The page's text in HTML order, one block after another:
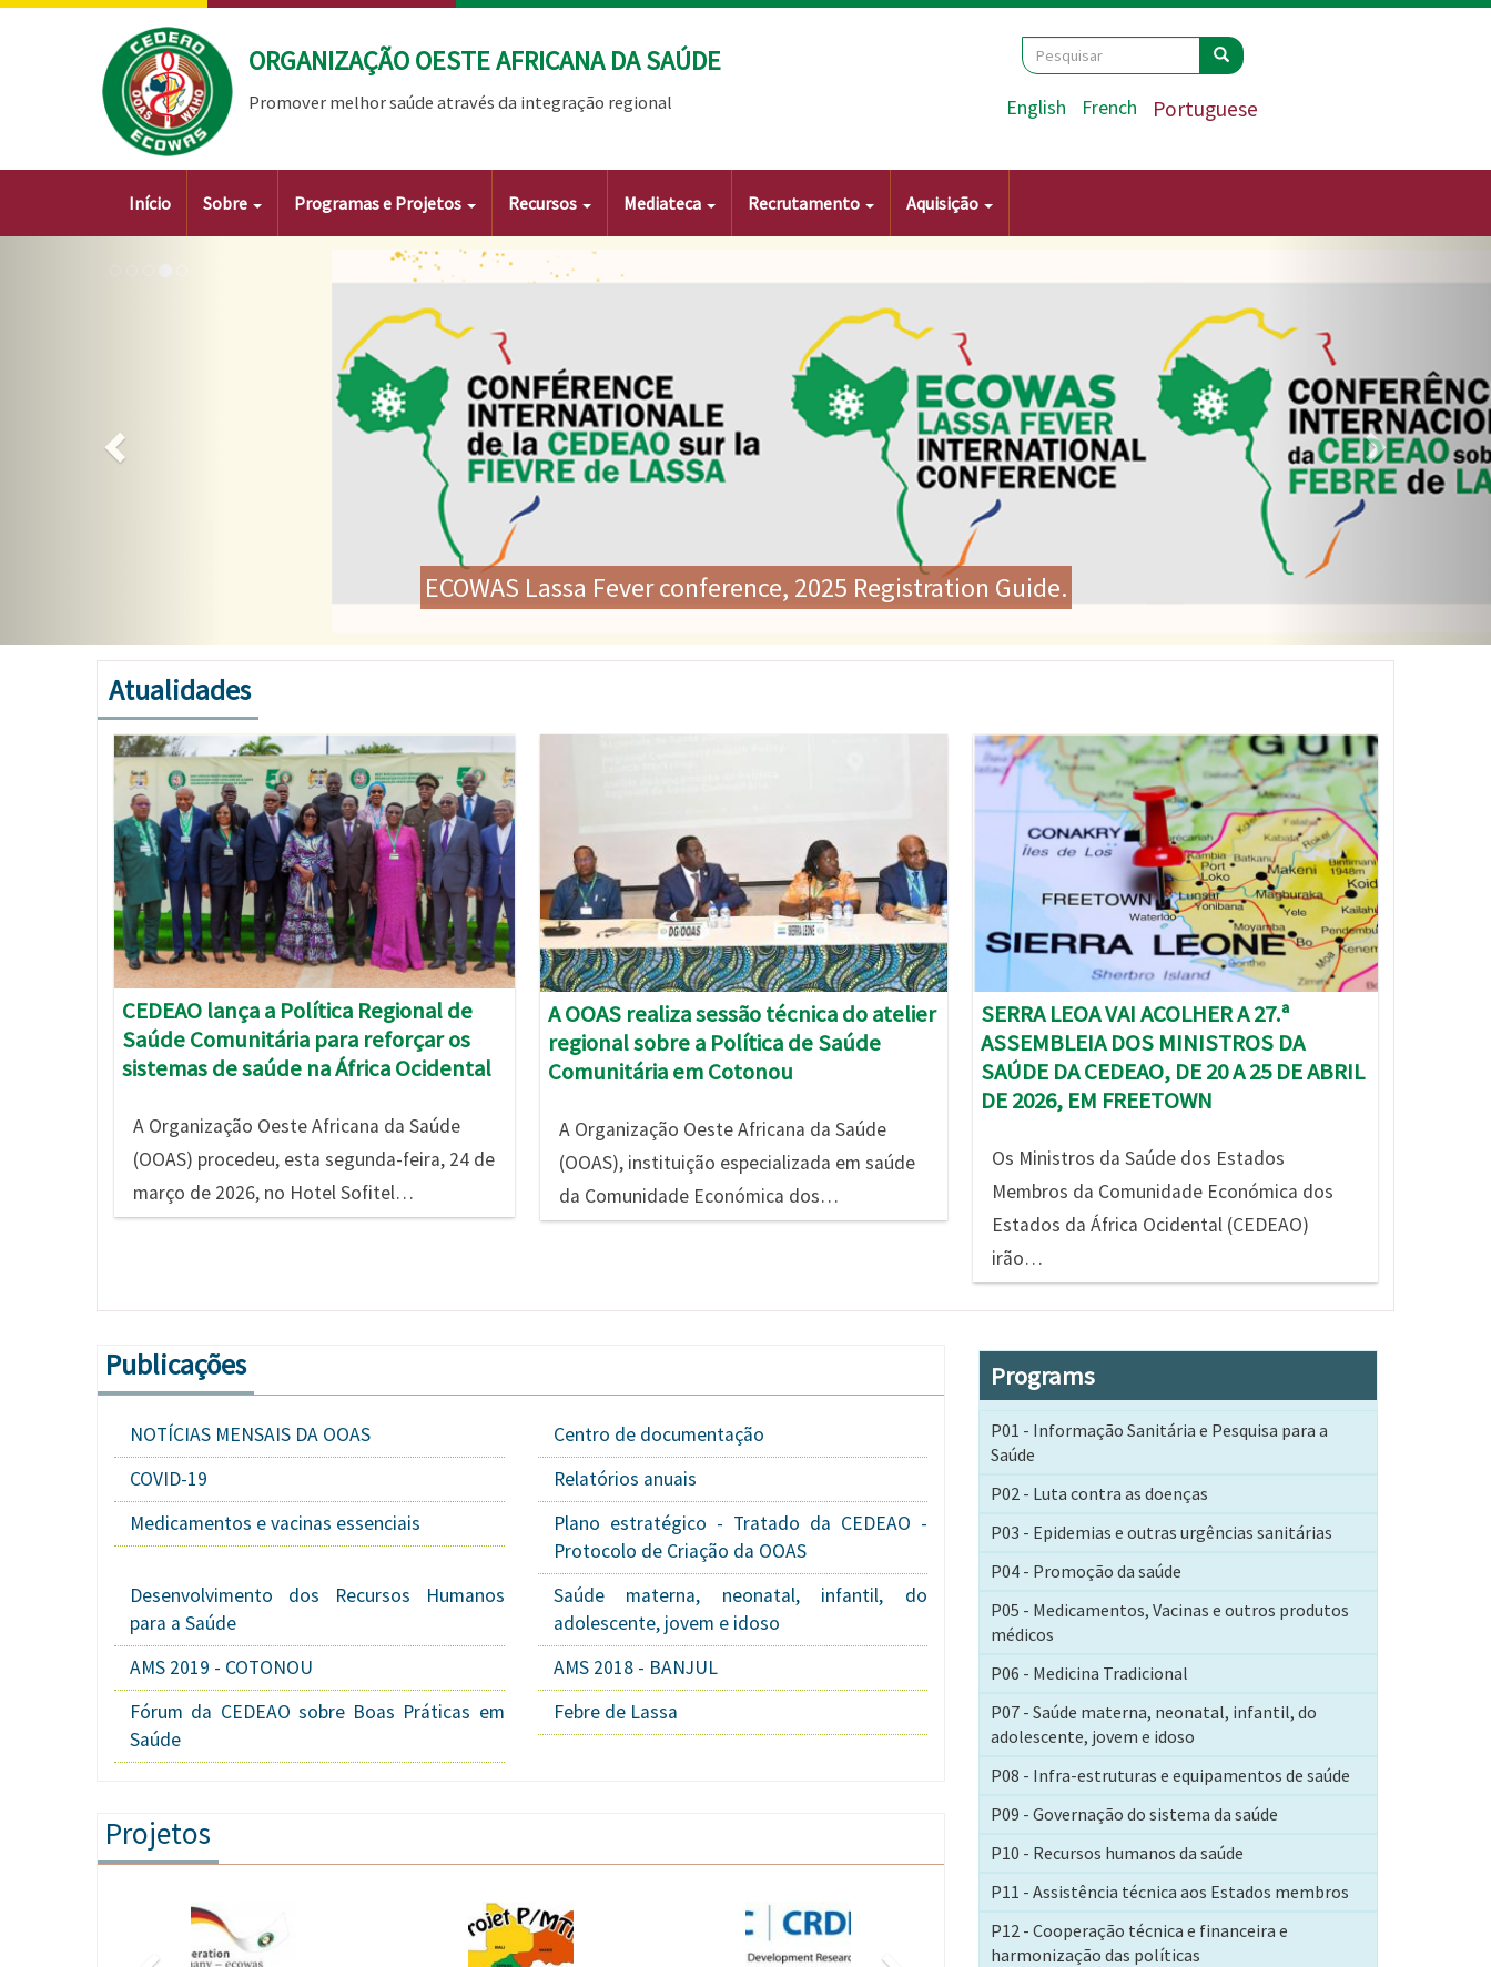
Passar
ORGANIZAÇÃO OESTE AFRICANA DA SAÚDE
Promover melhor saúde através da integração regional
Search
Pesquisar Pesquisar
English French Portuguese
Main
Início Sobre Programas e Projetos Recursos Mediateca Recrutamento
Aquisição
Ministros da Saúde da CEDEAO adoptam política regional histórica sobre saúde comunitária e renovam
compromisso com o reforço dos sistemas de saúde
Atualidades
Imagem
CEDEAO lança a Política Regional de
Saúde Comunitária para reforçar os
sistemas de saúde na África Ocidental
A Organização Oeste Africana da Saúde
(OOAS) procedeu, esta segunda-feira, 24 de
março de 2026, no Hotel Sofitel…
A OOAS realiza sessão técnica do atelier
regional sobre a Política de Saúde
Comunitária em Cotonou
A Organização Oeste Africana da Saúde
(OOAS), instituição especializada em saúde
da Comunidade Económica dos…
Imagem
SERRA LEOA VAI ACOLHER A 27.ª
ASSEMBLEIA DOS MINISTROS DA
SAÚDE DA CEDEAO, DE 20 A 25 DE ABRIL
DE 2026, EM FREETOWN
Os Ministros da Saúde dos Estados
Membros da Comunidade Económica dos
Estados da África Ocidental (CEDEAO)
irão…
Publicações
NOTÍCIAS MENSAIS DA OOAS
Centro de documentação
COVID-19
Relatórios anuais
Medicamentos e vacinas essenciais
Plano estratégico - Tratado da CEDEAO -
Protocolo de Criação da OOAS
Desenvolvimento dos Recursos Humanos
para a Saúde
Saúde materna, neonatal, infantil, do
adolescente, jovem e idoso
AMS 2019 - COTONOU
AMS 2018 - BANJUL
Fórum da CEDEAO sobre Boas Práticas em
Saúde
Febre de Lassa
Projetos
Imagem
Programs
P01 - Informação Sanitária e Pesquisa para a
Saúde
P02 - Luta contra as doenças
P03 - Epidemias e outras urgências sanitárias
P04 - Promoção da saúde
P05 - Medicamentos, Vacinas e outros produtos
médicos
P06 - Medicina Tradicional
P07 - Saúde materna, neonatal, infantil, do
adolescente, jovem e idoso
P08 - Infra-estruturas e equipamentos de saúde
P09 - Governação do sistema da saúde
P10 - Recursos humanos da saúde
P11 - Assistência técnica aos Estados membros
P12 - Cooperação técnica e financeira e
harmonização das políticas